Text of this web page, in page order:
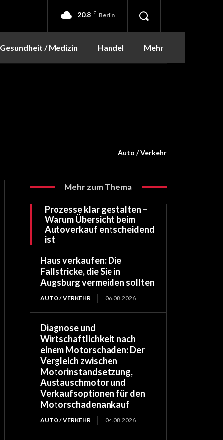
20.8 C Berlin
Gesundheit / Medizin Handel Mehr
Auto / Verkehr
Mehr zum Thema
Prozesse klar gestalten –
Warum Übersicht beim
Autoverkauf entscheidend
ist
Haus verkaufen: Die
Fallstricke, die Sie in
Augsburg vermeiden sollten
AUTO / VERKEHR 06.08.2026
Diagnose und
Wirtschaftlichkeit nach
einem Motorschaden: Der
Vergleich zwischen
Motorinstandsetzung,
Austauschmotor und
Verkaufsoptionen für den
Motorschadenankauf
AUTO / VERKEHR 04.08.2026